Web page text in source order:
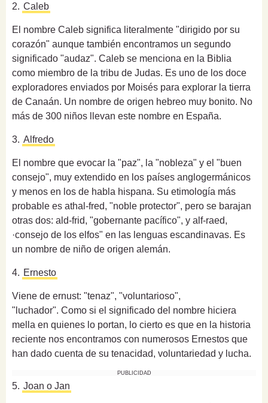
2. Caleb
El nombre Caleb significa literalmente "dirigido por su
corazón" aunque también encontramos un segundo
significado "audaz". Caleb se menciona en la Biblia
como miembro de la tribu de Judas. Es uno de los doce
exploradores enviados por Moisés para explorar la tierra
de Canaán. Un nombre de origen hebreo muy bonito. No
más de 300 niños llevan este nombre en España.
3. Alfredo
El nombre que evocar la "paz", la "nobleza" y el "buen
consejo", muy extendido en los países anglogermánicos
y menos en los de habla hispana. Su etimología más
probable es athal-fred, "noble protector", pero se barajan
otras dos: ald-frid, "gobernante pacífico", y alf-raed,
·consejo de los elfos" en las lenguas escandinavas. Es
un nombre de niño de origen alemán.
4. Ernesto
Viene de ernust: "tenaz", "voluntarioso",
"luchador". Como si el significado del nombre hiciera
mella en quienes lo portan, lo cierto es que en la historia
reciente nos encontramos con numerosos Ernestos que
han dado cuenta de su tenacidad, voluntariedad y lucha.
PUBLICIDAD
5. Joan o Jan